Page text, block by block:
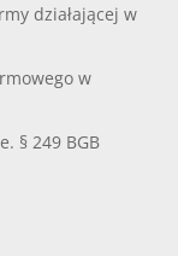
działającej w
w
§ 249 BGB